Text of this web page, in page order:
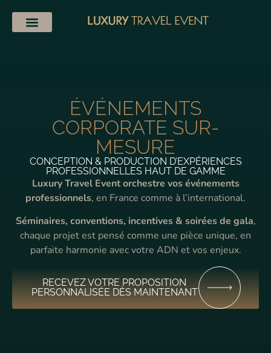
ÉVÉNEMENTS
CORPORATE SUR-
MESURE
CONCEPTION & PRODUCTION D’EXPÉRIENCES
PROFESSIONNELLES HAUT DE GAMME
Luxury Travel Event orchestre vos événements
professionnels, en France comme à l’international.
Séminaires, conventions, incentives & soirées de gala,
chaque projet est pensé comme une pièce unique, en
parfaite harmonie avec votre ADN et vos enjeux.
RECEVEZ VOTRE PROPOSITION
PERSONNALISÉE DÈS MAINTENANT